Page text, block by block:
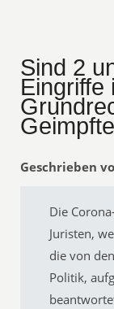
Sind 2
Eingriffe
Geschrieben
Die
Juristen,
die von
Politik,